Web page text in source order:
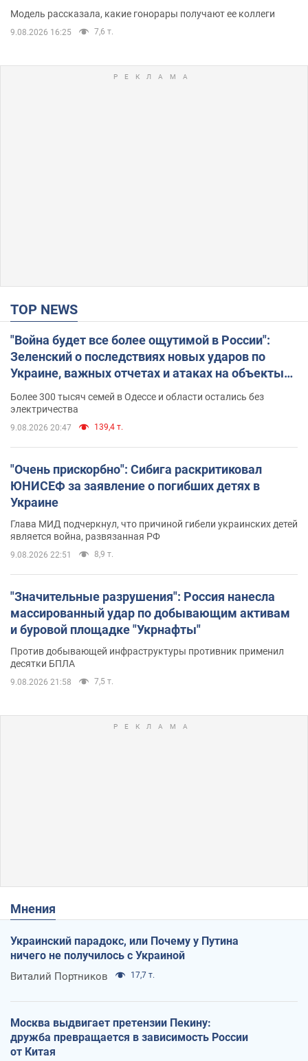
Модель рассказала, какие гонорары получают ее коллеги
9.08.2026 16:25 7,6 т.
TOP NEWS
"Война будет все более ощутимой в России":
Зеленский о последствиях новых ударов по
Украине, важных отчетах и атаках на объекты
противника. Видео
Более 300 тысяч семей в Одессе и области остались без
электричества
9.08.2026 20:47 139,4 т.
"Очень прискорбно": Сибига раскритиковал
ЮНИСЕФ за заявление о погибших детях в
Украине
Глава МИД подчеркнул, что причиной гибели украинских детей
является война, развязанная РФ
9.08.2026 22:51 8,9 т.
"Значительные разрушения": Россия нанесла
массированный удар по добывающим активам
и буровой площадке "Укрнафты"
Против добывающей инфраструктуры противник применил
десятки БПЛА
9.08.2026 21:58 7,5 т.
Мнения
Украинский парадокс, или Почему у Путина
ничего не получилось с Украиной
Виталий Портников 17,7 т.
Москва выдвигает претензии Пекину:
дружба превращается в зависимость России
от Китая